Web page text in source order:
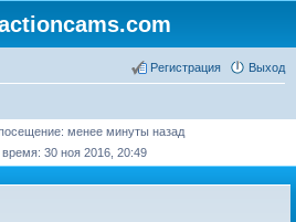
Выход
Регистрация
менее минуты назад
30 ноя 2016, 20:49